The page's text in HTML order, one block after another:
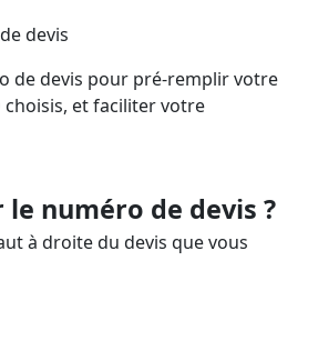
devis
de devis pour pré-remplir votre
choisis, et faciliter votre
numéro de devis ?
à droite du devis que vous